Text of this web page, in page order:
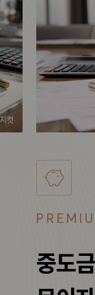
중도